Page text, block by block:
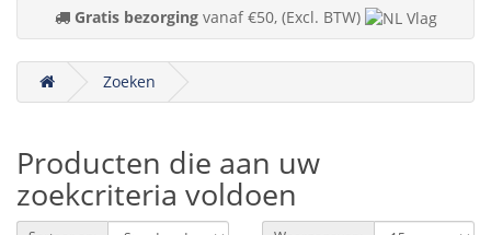
Gratis bezorgingvanaf €50, (Excl. BTW)
Zoeken
Producten die aan uw
zoekcriteria voldoen